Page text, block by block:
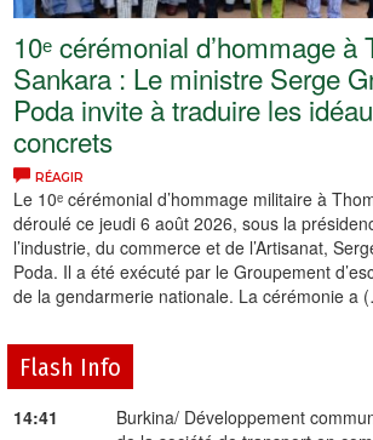
10ᵉ cérémonial d’hommage à
Sankara : Le ministre Serge
Poda invite à traduire les
concrets
RÉAGIR
Le 10ᵉ cérémonial d’hommage militaire à
déroulé ce jeudi 6 août 2026, sous la
l’industrie, du commerce et de l’Artisanat,
Poda. Il a été exécuté par le Groupement
de la gendarmerie nationale. La cérémonie a
Flash Info
14:41
Burkina/ Développement